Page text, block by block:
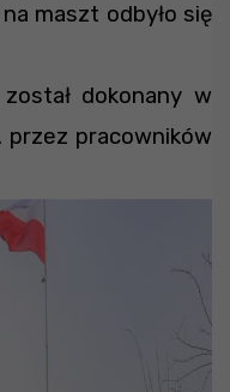
maszt odbyło się
dokonany w
przez pracowników